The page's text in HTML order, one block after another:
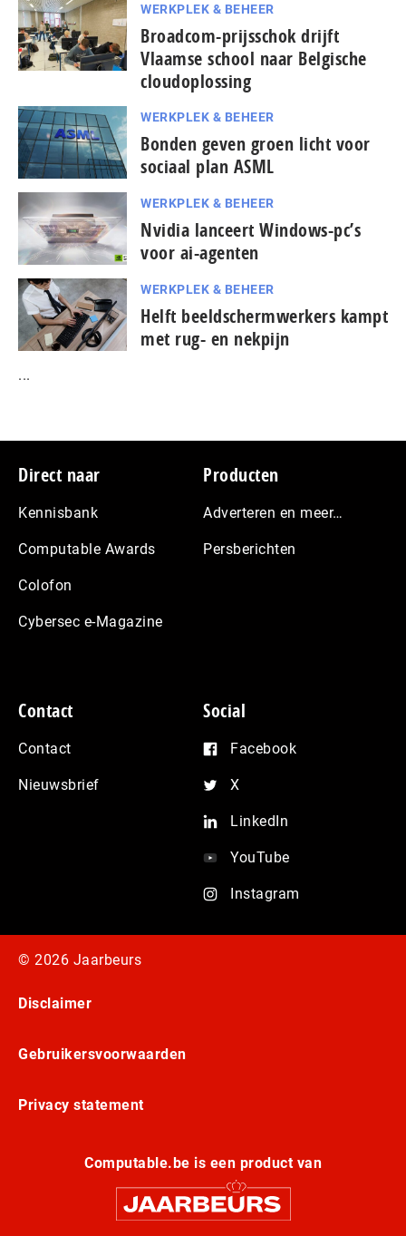
WERKPLEK & BEHEER
Broadcom-prijsschok drijft
Vlaamse school naar Belgische
cloudoplossing
WERKPLEK & BEHEER
Bonden geven groen licht voor
sociaal plan ASML
WERKPLEK & BEHEER
Nvidia lanceert Windows-pc’s
voor ai-agenten
WERKPLEK & BEHEER
Helft beeldschermwerkers kampt
met rug- en nekpijn
...
Footer
Direct naar
Kennisbank
Computable Awards
Colofon
Cybersec e-Magazine
Producten
Adverteren en meer…
Persberichten
Contact
Contact
Nieuwsbrief
Social
Facebook
X
LinkedIn
YouTube
Instagram
© 2026 Jaarbeurs
Disclaimer
Gebruikersvoorwaarden
Privacy statement
Computable.be is een product van